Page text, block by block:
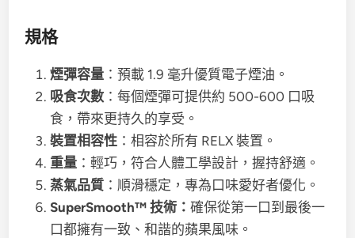
規格
煙彈容量 ：預載 1.9 毫升優質電子煙油。
吸食次數 ：每個煙彈可提供約 500-600 口吸
食，帶來更持久的享受。
裝置相容性 ：相容於所有 RELX 裝置。
重量 ：輕巧，符合人體工學設計，握持舒適。
蒸氣品質 ：順滑穩定，專為口味愛好者優化。
SuperSmooth™ 技術：確保從第一口到最後一
口都擁有一致、和諧的蘋果風味。